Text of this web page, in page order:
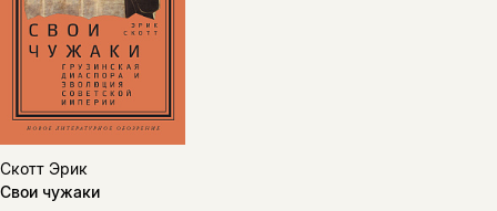
Скотт Эрик
Свои чужаки